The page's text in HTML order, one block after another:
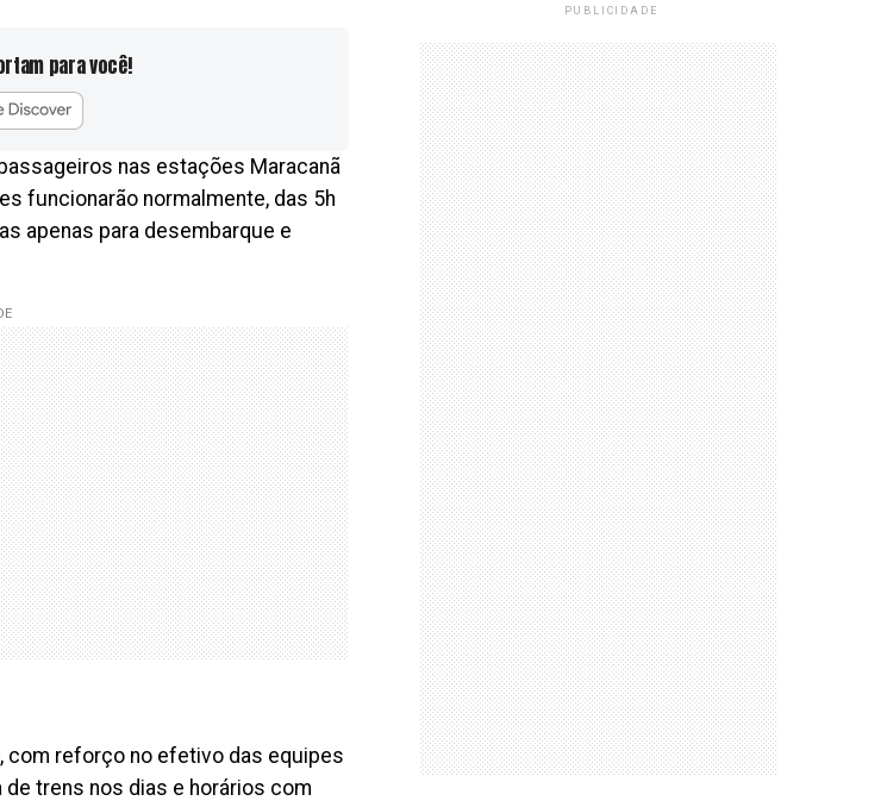
para você!
nas estações Maracanã
funcionarão normalmente, das 5h
apenas para desembarque e
com reforço no efetivo das equipes
trens nos dias e horários com
PUBLICIDADE